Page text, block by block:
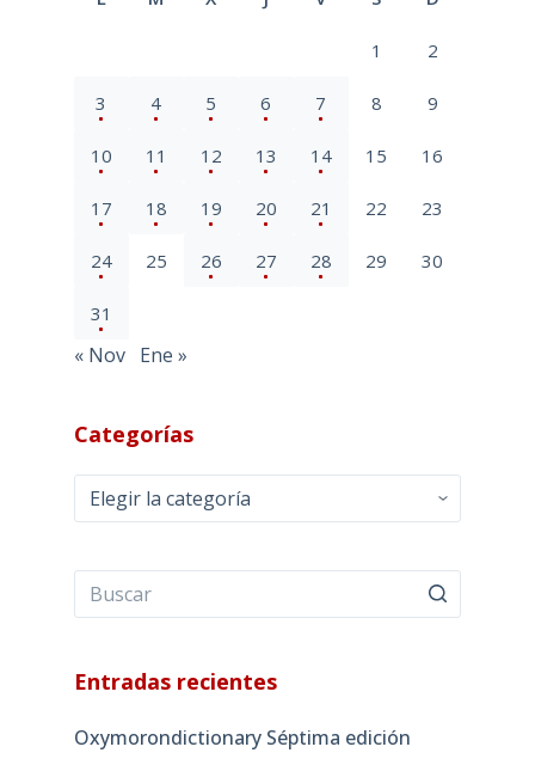
1 2
3 4 5 6 7 8 9
10 11 12 13 14 15 16
17 18 19 20 21 22 23
24 25 26 27 28 29 30
31
« Nov Ene »
Categorías
Categorías
Entradas recientes
Oxymorondictionary Séptima edición